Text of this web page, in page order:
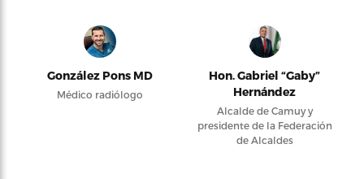
González Pons MD
Médico radiólogo
Hon. Gabriel “Gaby”
Hernández
Alcalde de Camuy y
presidente de la Federación
de Alcaldes